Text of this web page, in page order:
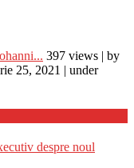
397 views | by
25, 2021 | under
despre noul